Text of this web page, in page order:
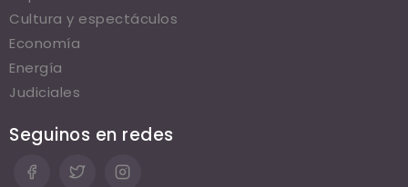
Cultura y espectáculos
Economía
Energía
Judiciales
Seguinos en redes